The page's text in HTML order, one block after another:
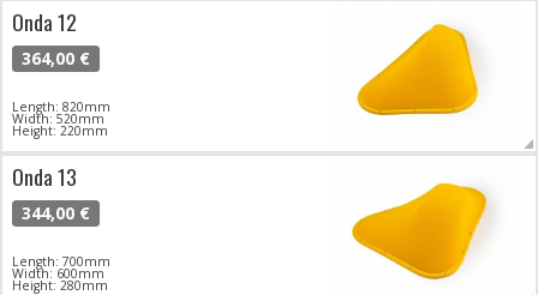
Onda 12
364,00 €
Length: 820mm
Width: 520mm
Height: 220mm
Onda 13
344,00 €
Length: 700mm
Width: 600mm
Height: 280mm